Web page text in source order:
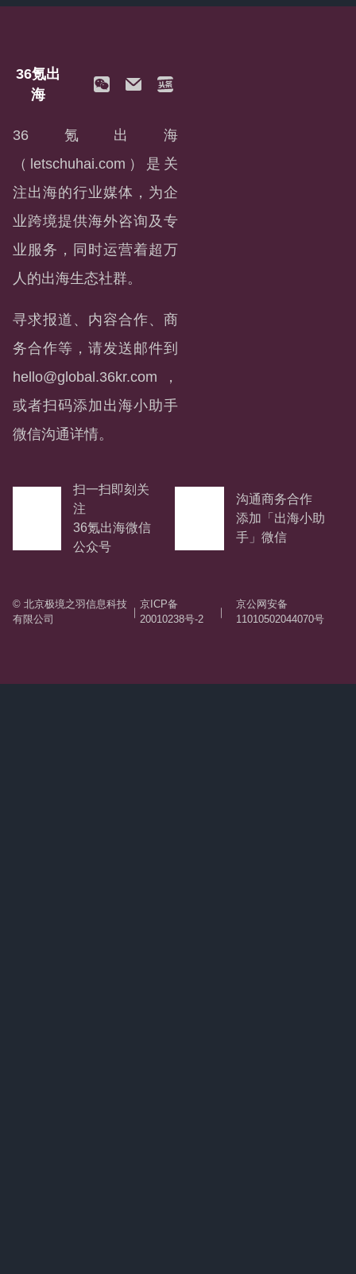
36氪出
海
36氪出海
（letschuhai.com）是关
注出海的行业媒体，为企
业跨境提供海外咨询及专
业服务，同时运营着超万
人的出海生态社群。
寻求报道、内容合作、商
务合作等，请发送邮件到
hello@global.36kr.com ，
或者扫码添加出海小助手
微信沟通详情。
扫一扫即刻关
注
36氪出海微信
公众号
沟通商务合作
添加「出海小助
手」微信
© 北京极境之羽信息科技
有限公司
｜
京ICP备
20010238号-2
｜
京公网安备
11010502044070号